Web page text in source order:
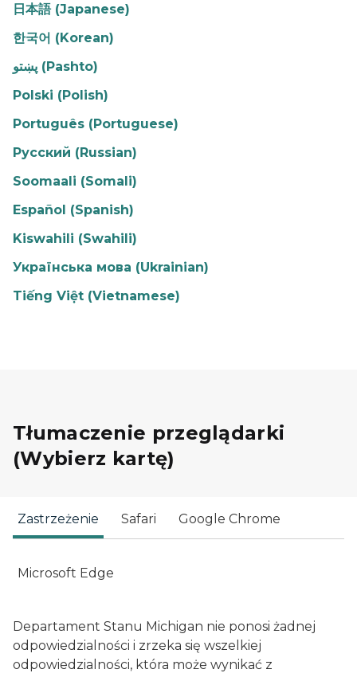
日本語 (Japanese)
한국어 (Korean)
پښتو (Pashto)
Polski (Polish)
Português (Portuguese)
Русский (Russian)
Soomaali (Somali)
Español (Spanish)
Kiswahili (Swahili)
Українська мова (Ukrainian)
Tiếng Việt (Vietnamese)
Tłumaczenie przeglądarki
(Wybierz kartę)
Zastrzeżenie Safari Google Chrome
Microsoft Edge
Departament Stanu Michigan nie ponosi żadnej
odpowiedzialności i zrzeka się wszelkiej
odpowiedzialności, która może wynikać z